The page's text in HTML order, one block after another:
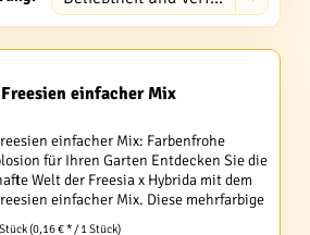
einfacher Mix
einfacher Mix: Farbenfrohe
für Ihren Garten Entdecken Sie die
Welt der Freesia x Hybrida mit dem
einfacher Mix. Diese mehrfarbige
bringt nicht nur leuchtende Farben,...
(0,16 € * / 1 Stück)